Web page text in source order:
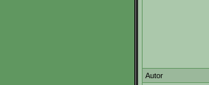
Autor